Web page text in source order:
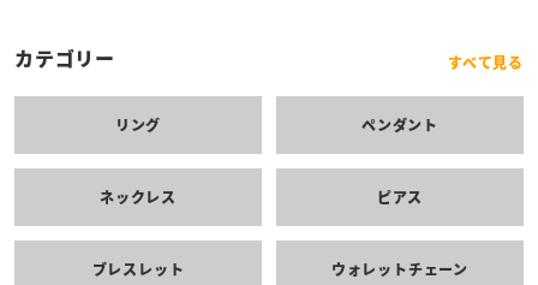
カテゴリー すべて見る
リング ペンダント
ネックレス ピアス
ブレスレット ウォレットチェーン